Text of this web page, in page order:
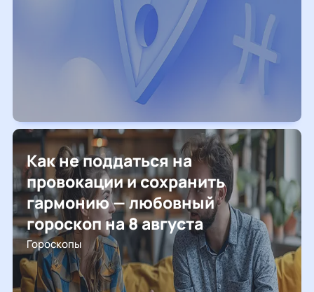
Как не поддаться на
провокации и сохранить
гармонию — любовный
гороскоп на 8 августа
Гороскопы